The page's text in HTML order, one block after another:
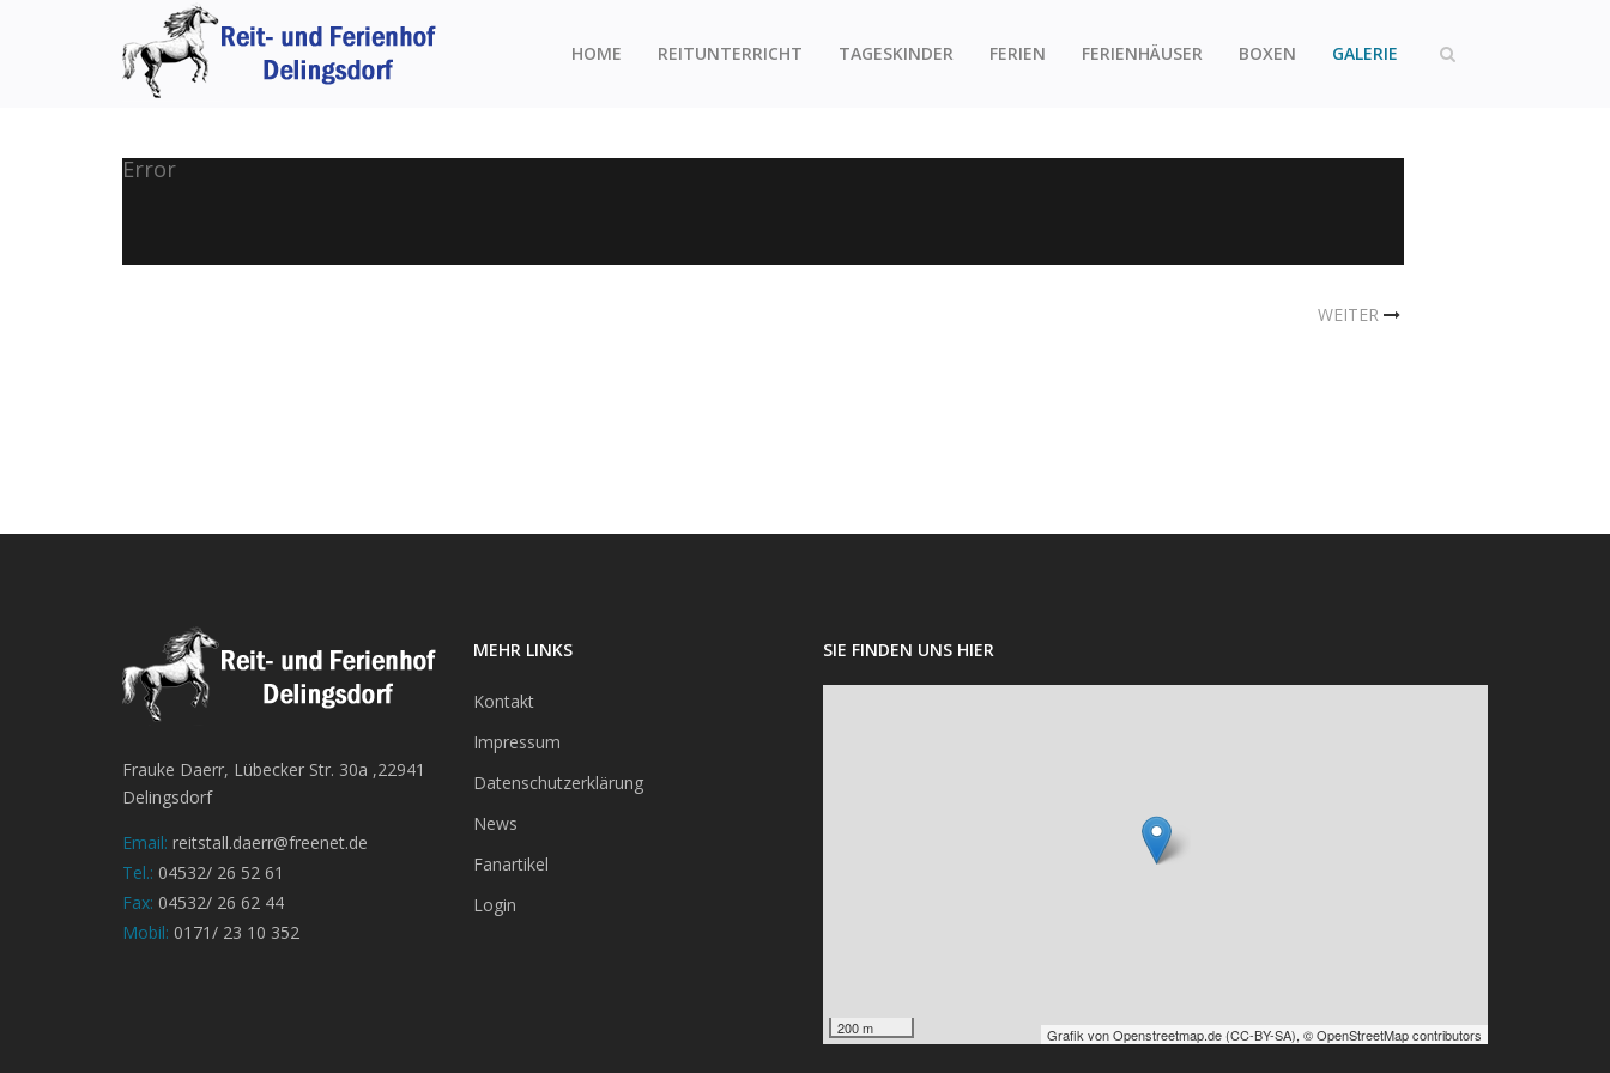
HOME REITUNTERRICHT TAGESKINDER FERIEN FERIENHÄUSER BOXEN GALERIE
Error
WEITER
Frauke Daerr, Lübecker Str. 30a ,22941
Delingsdorf
Email: reitstall.daerr@freenet.de
Tel.: 04532/ 26 52 61
Fax: 04532/ 26 62 44
Mobil: 0171/ 23 10 352
MEHR LINKS
Kontakt
Impressum
Datenschutzerklärung
News
Fanartikel
Login
SIE FINDEN UNS HIER
200 m Grafik vonOpenstreetmap.de (CC-BY-SA), © OpenStreetMap contributors